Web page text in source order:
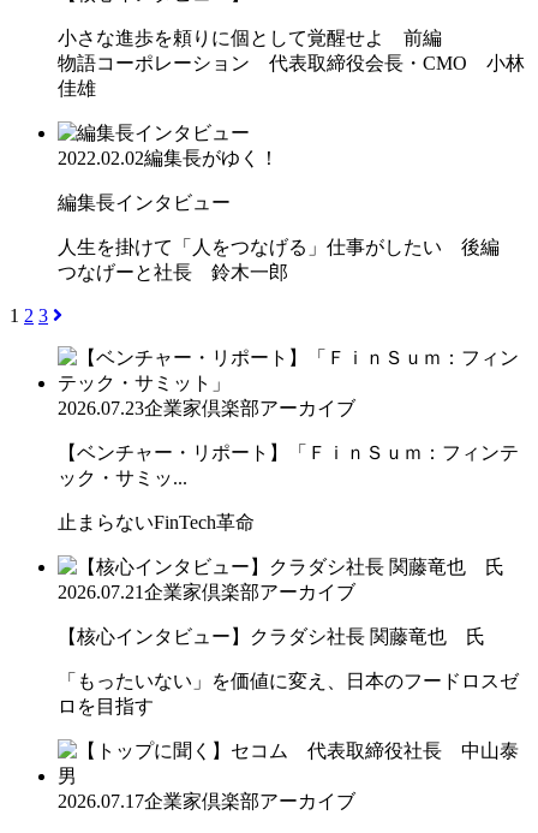
小さな進歩を頼りに個として覚醒せよ 前編
物語コーポレーション 代表取締役会長・CMO 小林
佳雄
2022.02.02編集長がゆく！
編集長インタビュー
人生を掛けて「人をつなげる」仕事がしたい 後編
つなげーと社長 鈴木一郎
1 2 3
2026.07.23企業家倶楽部アーカイブ
【ベンチャー・リポート】「ＦｉｎＳｕｍ：フィンテ
ック・サミッ...
止まらないFinTech革命
2026.07.21企業家倶楽部アーカイブ
【核心インタビュー】クラダシ社長 関藤竜也 氏
「もったいない」を価値に変え、日本のフードロスゼ
ロを目指す
2026.07.17企業家倶楽部アーカイブ